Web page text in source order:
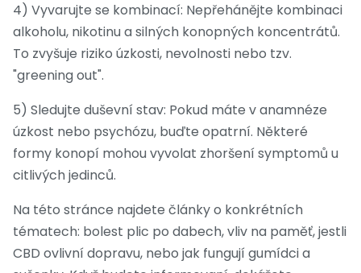
4) Vyvarujte se kombinací: Nepřehánějte kombinaci
alkoholu, nikotinu a silných konopných koncentrátů.
To zvyšuje riziko úzkosti, nevolnosti nebo tzv.
"greening out".
5) Sledujte duševní stav: Pokud máte v anamnéze
úzkost nebo psychózu, buďte opatrní. Některé
formy konopí mohou vyvolat zhoršení symptomů u
citlivých jedinců.
Na této stránce najdete články o konkrétních
tématech: bolest plic po dabech, vliv na paměť, jestli
CBD ovlivní dopravu, nebo jak fungují gumídci a